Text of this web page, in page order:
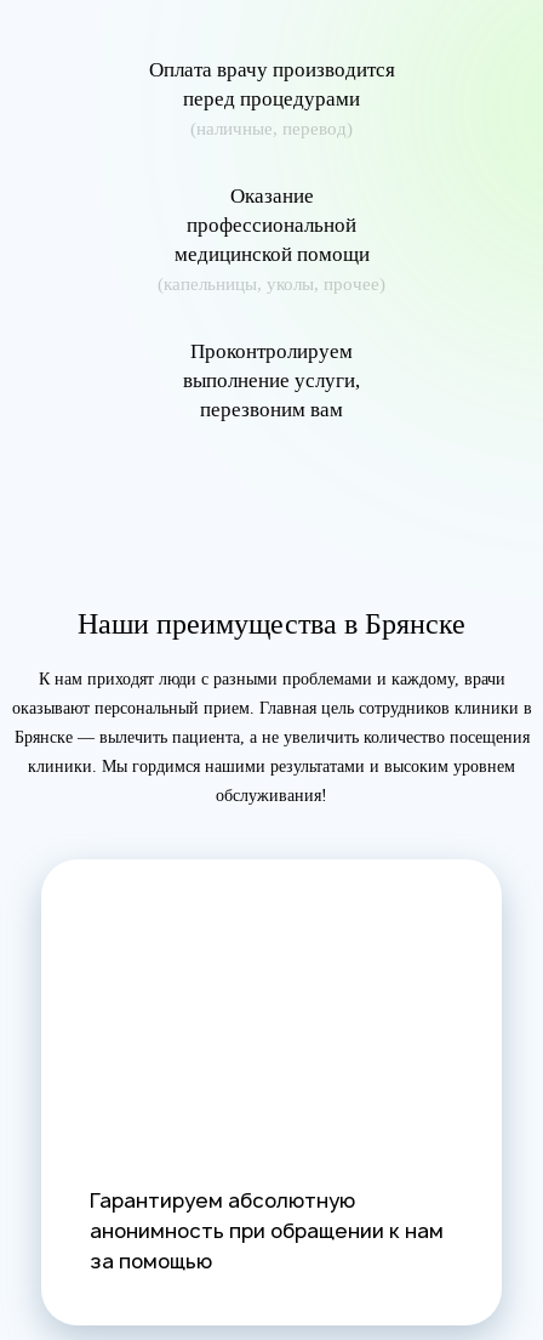
Оплата врачу производится
перед процедурами
(наличные, перевод)
Оказание
профессиональной
медицинской помощи
(капельницы, уколы, прочее)
Проконтролируем
выполнение услуги,
перезвоним вам
Наши преимущества в Брянске
К нам приходят люди с разными проблемами и каждому, врачи
оказывают персональный прием. Главная цель сотрудников клиники в
Брянске — вылечить пациента, а не увеличить количество посещения
клиники. Мы гордимся нашими результатами и высоким уровнем
обслуживания!
Гарантируем абсолютную
анонимность при обращении к нам
за помощью